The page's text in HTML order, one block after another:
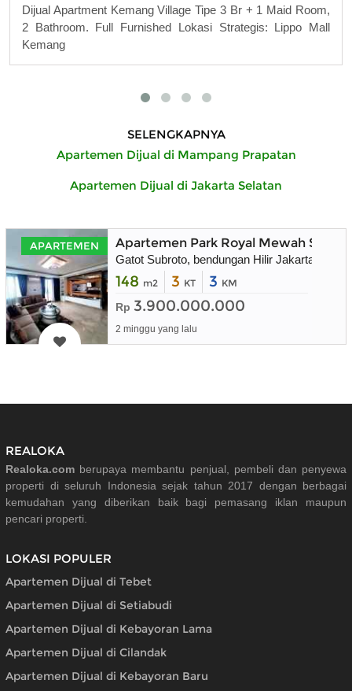
Dijual Apartment Kemang Village Tipe 3 Br + 1 Maid Room,
2 Bathroom. Full Furnished Lokasi Strategis: Lippo Mall
Kemang
SELENGKAPNYA
Apartemen Dijual di Mampang Prapatan
Apartemen Dijual di Jakarta Selatan
APARTEMEN Apartemen Park Royal Mewah
Gatot Subroto, bendungan Hilir Jakarta Pusat
148 m2 3 KT 3 KM
Rp 3.900.000.000
2 minggu yang lalu
REALOKA
Realoka.com berupaya membantu penjual, pembeli dan penyewa
properti di seluruh Indonesia sejak tahun 2017 dengan berbagai
kemudahan yang diberikan baik bagi pemasang iklan maupun
pencari properti.
LOKASI POPULER
Apartemen Dijual di Tebet
Apartemen Dijual di Setiabudi
Apartemen Dijual di Kebayoran Lama
Apartemen Dijual di Cilandak
Apartemen Dijual di Kebayoran Baru